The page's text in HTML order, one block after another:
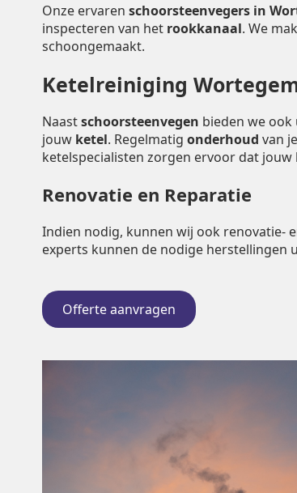
Onze ervaren schoorsteenvegers in
inspecteren van het rookkanaal. We
schoongemaakt.
Ketelreiniging
Naastschoorsteenvegen bieden we
jouw ketel. Regelmatig onderhoud van
ketelspecialisten zorgen ervoor dat
Renovatie en Reparatie
Indien nodig, kunnen wij ook renovatie-
experts kunnen de nodige herstellingen
Offerte aanvragen